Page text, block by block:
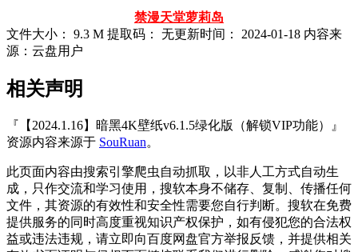
禁漫天堂萝莉岛
文件大小：
9.3 M 提取码： 无更新时间： 2024-01-18 内容来
源：云盘用户
相关声明
『【2024.1.16】暗黑4K壁纸v6.1.5绿化版（解锁VIP功能）』
资源内容来源于 SouRuan。
此页面内容由搜索引擎爬虫自动抓取，以非人工方式自动生
成，只作交流和学习使用，搜软本身不储存、复制、传播任何
文件，其资源的有效性和安全性需要您自行判断。搜软在免费
提供服务的同时高度重视知识产权保护，如有侵犯您的合法权
益或违法违规，请立即向百度网盘官方举报反馈，并提供相关